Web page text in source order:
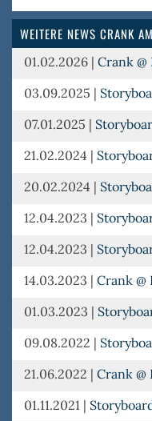
WEITERE NEWS CRANK
01.02.2026 | Crank
03.09.2025 |
07.01.2025 |
21.02.2024 |
20.02.2024 |
12.04.2023 |
12.04.2023 |
14.03.2023 | Crank
01.03.2023 |
09.08.2022 |
21.06.2022 | Crank
01.11.2021 |